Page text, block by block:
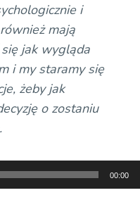
i
mają
jak wygląda
i my staramy się
żeby jak
o zostaniu
00:00